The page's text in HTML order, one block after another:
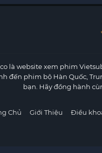
là website xem phim
đến phim bộ Hàn Quốc,
bạn. Hãy đồng hành
Chủ Giới Thiệu Điều